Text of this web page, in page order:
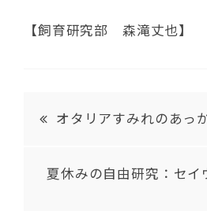
【飼育研究部 森滝丈也】
オタリアすみれのあっ
夏休みの自由研究：セイ